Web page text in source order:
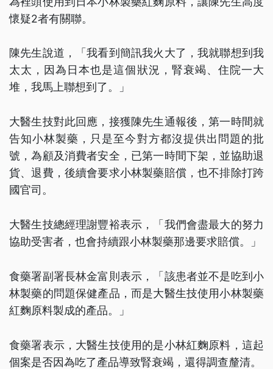
懷疑2者有關聯。
陳先生說道，「我看到簡訊我火大了，我就聯想到我
太太，因為日本也是這個狀況，腎衰竭、住院一大
堆，我馬上聯想到了。」
大醫生技對此回應，接獲陳先生通報後，第一時間就
告知小林製藥，只是至今對方都沒提供出問題的批
號，為顧及消費者安全，已第一時間下架，並協助退
貨、退費，後續會要求小林製藥賠償，也不排除打跨
國官司。
大醫生技總經理謝豐裕表示，「我們會盡最大的努力
協助受害者，也會持續跟小林製藥那邊要求賠償。」
食藥署副署長林金富則表示，「該患者並不是吃到小
林製藥的問題保健產品，而是大醫生技使用小林製藥
紅麴原料製成的產品。」
食藥署表示，大醫生技使用的是小林紅麴原料，這起
個案是否因為吃了產品導致腎衰竭，還得調查釐清。